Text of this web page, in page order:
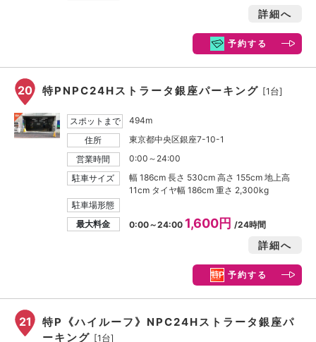
詳細へ
予約する
20 特PNPC24Hストラータ銀座パーキング [1台]
スポットまで
494m
住所
東京都中央区銀座7-10-1
営業時間
0:00～24:00
駐車サイズ
幅 186cm 長さ 530cm 高さ 155cm 地上高
11cm タイヤ幅 186cm 重さ 2,300kg
駐車場形態
最大料金
0:00～24:00 1,600円 /24時間
詳細へ
予約する
21
特P《ハイルーフ》NPC24Hストラータ銀座パ
ーキング [1台]